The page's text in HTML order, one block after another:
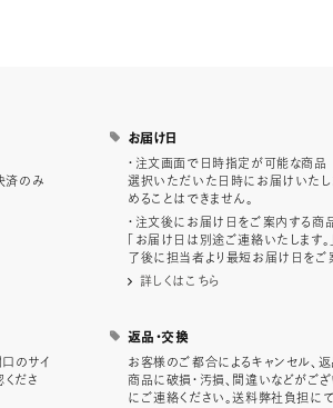
済のみ
お届け日
・注文画面で日時指定が可能な商品
選択いただいた日時にお届けいたし
めることはできません。
・注文後にお届け日をご案内する商
「お届け日は別途ご連絡いたします
了後に担当者より最短お届け日をご
詳しくはこちら
のサイ
ださ
返品・交換
お客様のご都合によるキャンセル、
商品に破損・汚損、間違いなどがご
にご連絡ください。送料弊社負担に